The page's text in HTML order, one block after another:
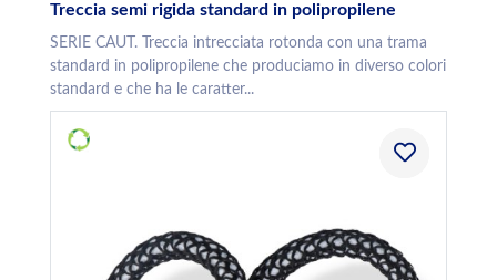
Treccia semi rigida standard in polipropilene
SERIE CAUT. Treccia intrecciata rotonda con una trama
standard in polipropilene che produciamo in diverso colori
standard e che ha le caratter...